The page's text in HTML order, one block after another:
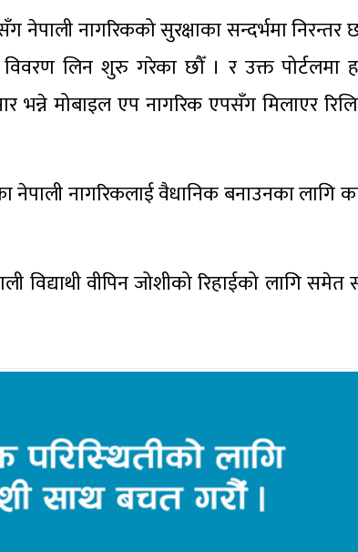
नेपाली नागरिकको सुरक्षाका सन्दर्भमा
लिन शुरु गरेका छौँ । र उक्त पोर्टलमा
मोबाइल एप नागरिक एपसँग मिलाएर
नागरिकलाई वैधानिक बनाउनका लागि
विद्याथी वीपिन जोशीको रिहाईको लागि समेत